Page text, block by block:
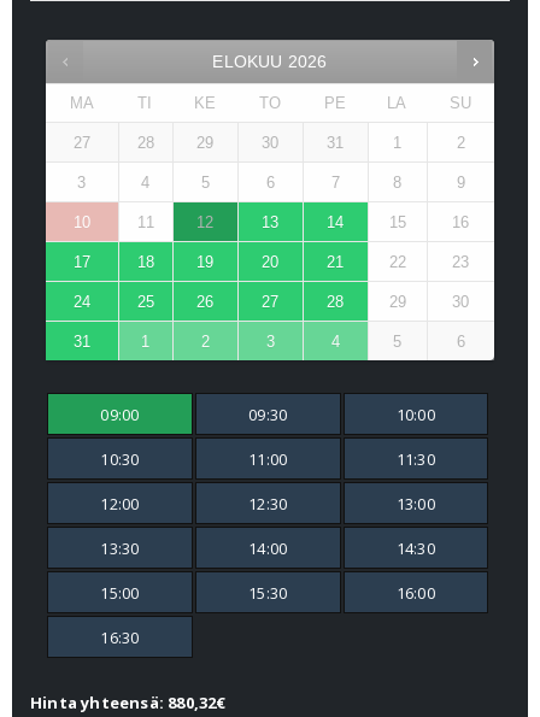
ELOKUU 2026
MA TI KE TO PE LA SU
27 28 29 30 31 1 2
3 4 5 6 7 8 9
10 11 12 13 14 15 16
17 18 19 20 21 22 23
24 25 26 27 28 29 30
31 1 2 3 4 5 6
09:00 09:30 10:00
10:30 11:00 11:30
12:00 12:30 13:00
13:30 14:00 14:30
15:00 15:30 16:00
16:30
Hinta yhteensä: 880,32€